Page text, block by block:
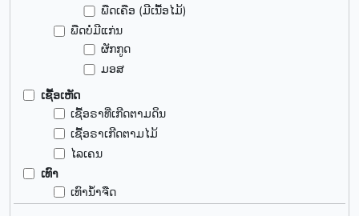
ພືດເຄືອ (ມີເນື້ອໄມ້)
ພືດບໍ່ມີແກ່ນ
ຜັກກູດ
ມອສ
ເຊື້ອເຫັດ
ເຊື້ອຣາທີ່ເກີດຕາມດິນ
ເຊື້ອຣາເກີດຕາມໄມ້
ໄລເຄນ
ເທົາ
ເທົານ້ຳຈືດ